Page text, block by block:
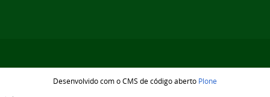
Desenvolvido com o CMS de código aberto Plone